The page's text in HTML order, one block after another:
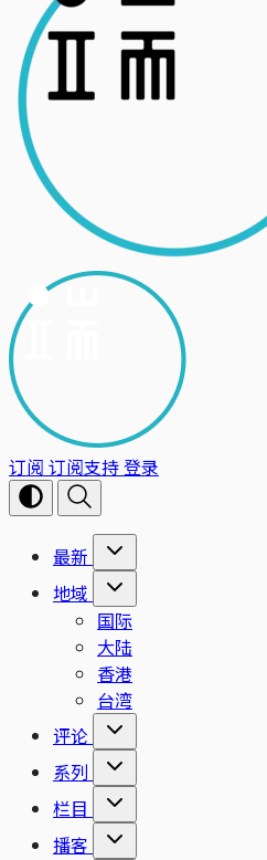
订阅 订阅支持登录
最新
地域
国际
大陆
香港
台湾
评论
系列
栏目
播客